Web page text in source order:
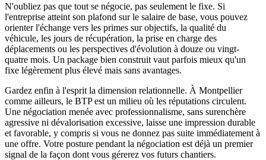
N'oubliez pas que tout se négocie, pas seulement le fixe. Si
l'entreprise atteint son plafond sur le salaire de base, vous pouvez
orienter l'échange vers les primes sur objectifs, la qualité du
véhicule, les jours de récupération, la prise en charge des
déplacements ou les perspectives d'évolution à douze ou vingt-
quatre mois. Un package bien construit vaut parfois mieux qu'un
fixe légèrement plus élevé mais sans avantages.
Gardez enfin à l'esprit la dimension relationnelle. À Montpellier
comme ailleurs, le BTP est un milieu où les réputations circulent.
Une négociation menée avec professionnalisme, sans surenchère
agressive ni dévalorisation excessive, laisse une impression durable
et favorable, y compris si vous ne donnez pas suite immédiatement à
une offre. Votre posture pendant la négociation est déjà un premier
signal de la façon dont vous gérerez vos futurs chantiers.